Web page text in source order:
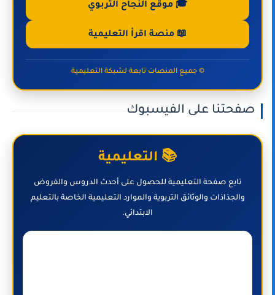
🎓 موقع النجاح التربوي
📖 منصة اقرأ التعليمية
© جميع المنصات تابعة لشبكة التعليمية
صفحتنا على الفيسبوك
📚 التعليمية
تابع صفحة التعليمية للحصول على أحدث الدروس والفروض
والجذاذات والوثائق التربوية والموارد التعليمية الخاصة بالتعليم
الابتدائي.